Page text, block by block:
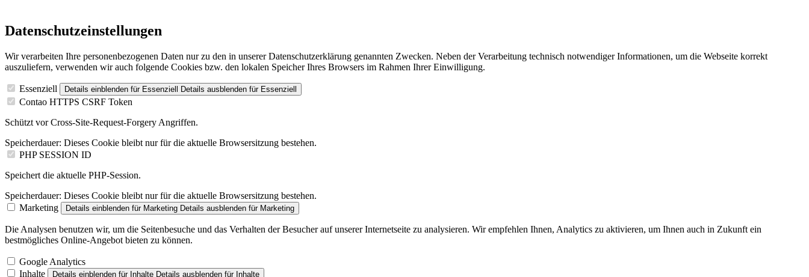
Datenschutzeinstellungen
Wir verarbeiten Ihre personenbezogenen Daten nur zu den in unserer Datenschutzerklärung genannten Zwecken. Neben der Verarbeitung technisch notwendiger Informationen, um die Webseite korrekt
auszuliefern, verwenden wir auch folgende Cookies bzw. den lokalen Speicher Ihres Browsers im Rahmen Ihrer Einwilligung.
Essenziell Details einblenden für Essenziell Details ausblenden für Essenziell
Contao HTTPS CSRF Token
Schützt vor Cross-Site-Request-Forgery Angriffen.
Speicherdauer: Dieses Cookie bleibt nur für die aktuelle Browsersitzung bestehen.
PHP SESSION ID
Speichert die aktuelle PHP-Session.
Speicherdauer: Dieses Cookie bleibt nur für die aktuelle Browsersitzung bestehen.
Marketing
Details einblenden für Marketing Details ausblenden für Marketing
Die Analysen benutzen wir, um die Seitenbesuche und das Verhalten der Besucher auf unserer Internetseite zu analysieren. Wir empfehlen Ihnen, Analytics zu aktivieren, um Ihnen auch in Zukunft ein
bestmögliches Online-Angebot bieten zu können.
Google Analytics
Inhalte
Details einblenden für Inhalte Details ausblenden für Inhalte